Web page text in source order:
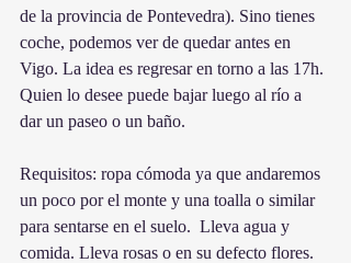
de la provincia de Pontevedra). Sino tienes
coche, podemos ver de quedar antes en
Vigo. La idea es regresar en torno a las 17h.
Quien lo desee puede bajar luego al río a
dar un paseo o un baño.
Requisitos: ropa cómoda ya que andaremos
un poco por el monte y una toalla o similar
para sentarse en el suelo.  Lleva agua y
comida. Lleva rosas o en su defecto flores.